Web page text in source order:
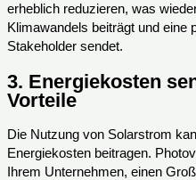
erheblich reduzieren, was
Klimawandels beiträgt und eine
Stakeholder sendet.
3. Energiekosten
Vorteile
Die Nutzung von Solarstrom
Energiekosten beitragen.
Ihrem Unternehmen, einen